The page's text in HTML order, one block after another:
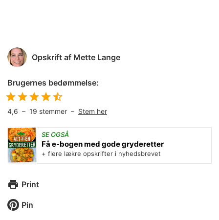
Opskrift af Mette Lange
Brugernes bedømmelse:
4,6 – 19 stemmer – Stem her
SE OGSÅ
Få e-bogen med gode gryderetter
+ flere lækre opskrifter i nyhedsbrevet
Print
Pin